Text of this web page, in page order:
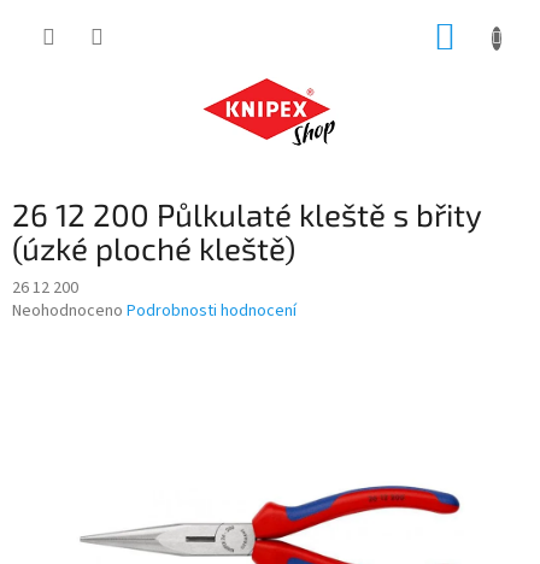
26 12 200 Půlkulaté kleště s břity
(úzké ploché kleště)
26 12 200
Průměrné
Neohodnoceno Podrobnosti hodnocení